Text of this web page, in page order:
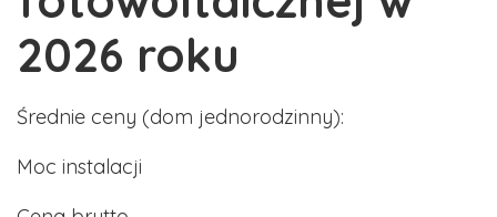
2026 roku
Średnie ceny (dom jednorodzinny):
Moc instalacji